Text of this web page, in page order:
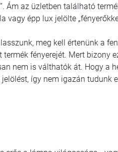
Ám az üzletben található
vagy épp lux jelölte
meg kell értenünk a
fényerejét. Mert bizony
nem is válthatók át. Hogy a
így nem igazán tudunk